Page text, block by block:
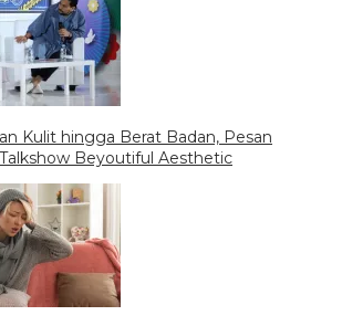
Kulit hingga Berat Badan, Pesan
Beyoutiful Aesthetic